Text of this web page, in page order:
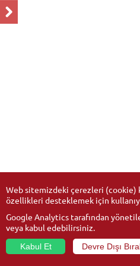
Web sitemizdeki çerezleri (cookie)
özellikleri desteklemek için
Google Analytics tarafından
veya kabul edebilirsiniz.
Kabul Et
Devre Dışı
© 2026Anadolu